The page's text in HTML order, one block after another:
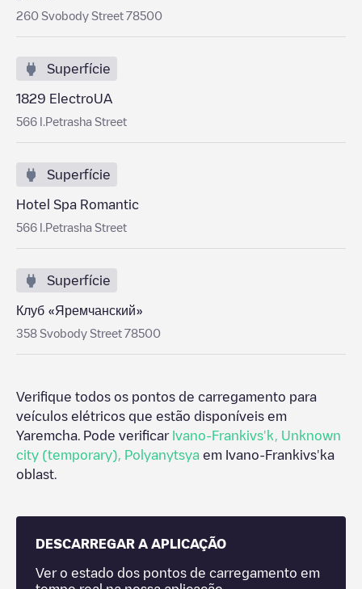
260 Svobody Street 78500
Superfície
1829 ElectroUA
566 I.Petrasha Street
Superfície
Hotel Spa Romantic
566 I.Petrasha Street
Superfície
Клуб «Яремчанский»
358 Svobody Street 78500
Verifique todos os pontos de carregamento para
veículos elétricos que estão disponíveis em
Yaremcha . Pode verificar Ivano-Frankivs'k
Unknown
city (temporary)
Polyanytsya em Ivano-Frankivs'ka
oblast
DESCARREGAR A APLICAÇÃO
Ver o estado dos pontos de carregamento em